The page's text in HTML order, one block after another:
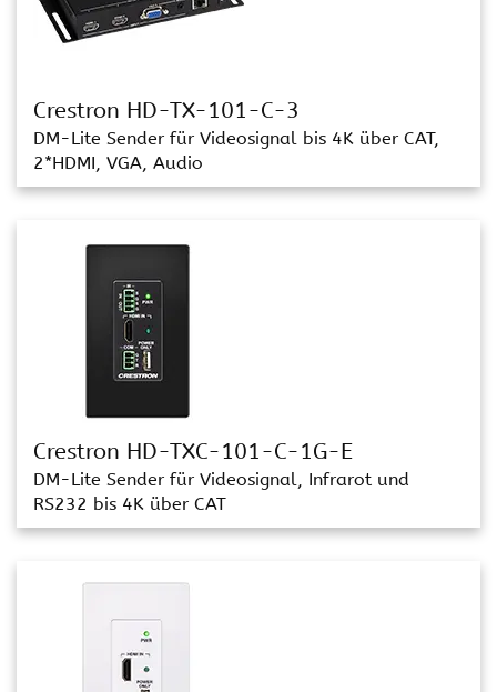
Crestron HD-TX-101-C-3
DM-Lite Sender für Videosignal bis 4K über CAT,
2*HDMI, VGA, Audio
Crestron HD-TXC-101-C-1G-E
DM-Lite Sender für Videosignal, Infrarot und
RS232 bis 4K über CAT